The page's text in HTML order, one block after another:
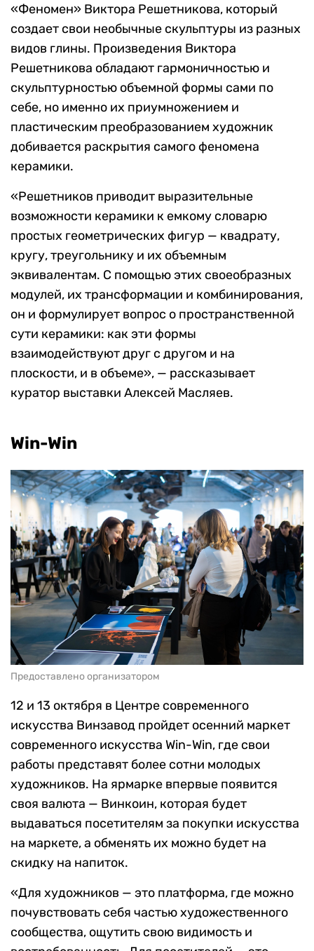
«Феномен» Виктора Решетникова, который
создает свои необычные скульптуры из разных
видов глины. Произведения Виктора
Решетникова обладают гармоничностью и
скульптурностью объемной формы сами по
себе, но именно их приумножением и
пластическим преобразованием художник
добивается раскрытия самого феномена
керамики.
«Решетников приводит выразительные
возможности керамики к емкому словарю
простых геометрических фигур — квадрату,
кругу, треугольнику и их объемным
эквивалентам. С помощью этих своеобразных
модулей, их трансформации и комбинирования,
он и формулирует вопрос о пространственной
сути керамики: как эти формы
взаимодействуют друг с другом и на
плоскости, и в объеме», — рассказывает
куратор выставки Алексей Масляев.
Win-Win
Предоставлено организатором
12 и 13 октября в Центре современного
искусства Винзавод пройдет осенний маркет
современного искусства Win-Win, где свои
работы представят более сотни молодых
художников. На ярмарке впервые появится
своя валюта — Винкоин, которая будет
выдаваться посетителям за покупки искусства
на маркете, а обменять их можно будет на
скидку на напиток.
«Для художников — это платформа, где можно
почувствовать себя частью художественного
сообщества, ощутить свою видимость и